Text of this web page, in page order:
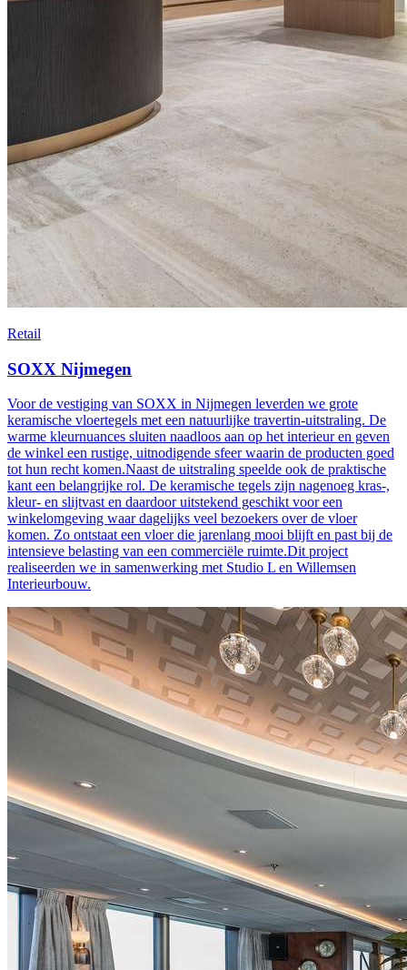
Retail
SOXX Nijmegen
Voor de vestiging van SOXX in Nijmegen leverden we grote
keramische vloertegels met een natuurlijke travertin-uitstraling. De
warme kleurnuances sluiten naadloos aan op het interieur en geven
de winkel een rustige, uitnodigende sfeer waarin de producten goed
tot hun recht komen.Naast de uitstraling speelde ook de praktische
kant een belangrijke rol. De keramische tegels zijn nagenoeg kras-,
kleur- en slijtvast en daardoor uitstekend geschikt voor een
winkelomgeving waar dagelijks veel bezoekers over de vloer
komen. Zo ontstaat een vloer die jarenlang mooi blijft en past bij de
intensieve belasting van een commerciële ruimte.Dit project
realiseerden we in samenwerking met Studio L en Willemsen
Interieurbouw.